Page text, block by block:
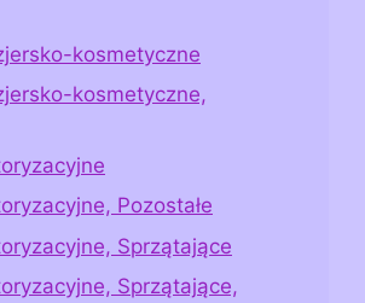
kosmetyczne
kosmetyczne,
Pozostałe
Sprzątające
Sprzątające,